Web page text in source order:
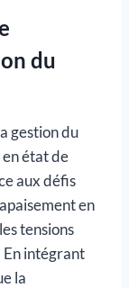
du
gestion du
en état de
aux défis
en
tensions
En intégrant
la